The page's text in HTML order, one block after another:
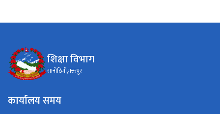
शिक्षा विभाग
सानोठिमी,भक्तपुर
कार्यालय समय